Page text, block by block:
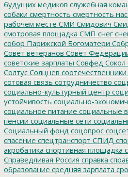
будущих медиков служебная
собаки смертность смертность
рабочем месте СМИ Смидович
смотровая площадка СМП снег
собор Парижской Богоматери
Совет ветеранов Совет
советские зарплаты Совфед Сокол
Солтус Солцнев соотечественники
сотовая связь сотрудничество
социально-культурный центр
устойчивость социально-
социальное питание социальные
пенсии социальные сети
Социальный фонд соцопрос
спасение спецтранспорт СПИД
акробатика спортивная площадка
Справедливая Россия справка
образование средняя зарплата